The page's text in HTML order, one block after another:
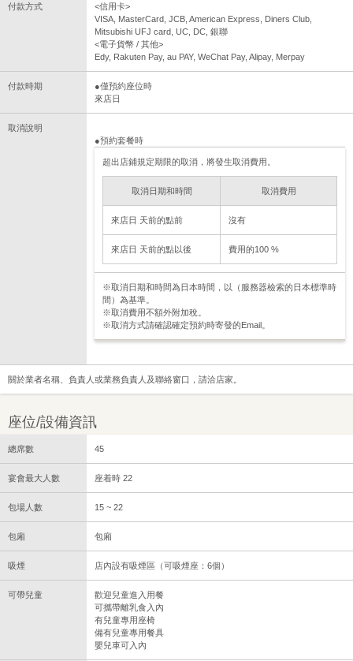
付款方式
<信用卡>
VISA, MasterCard, JCB, American Express, Diners Club,
Mitsubishi UFJ card, UC, DC, 銀聯
<電子貨幣 / 其他>
Edy, Rakuten Pay, au PAY, WeChat Pay, Alipay, Merpay
付款時期
●僅預約座位時
來店日
取消說明
●預約套餐時
超出店鋪規定期限的取消，將發生取消費用。
取消日期和時間 取消費用
來店日 天前的點前 沒有
來店日 天前的點以後 費用的100 %
※取消日期和時間為日本時間，以（服務器檢索的日本標準時
間）為基準。
※取消費用不額外附加稅。
※取消方式請確認確定預約時寄發的Email。
關於業者名稱、負責人或業務負責人及聯絡窗口，請洽店家。
座位/設備資訊
總席數 45
宴會最大人數 座着時 22
包場人數 15 ~ 22
包廂 包廂
吸煙 店內設有吸煙區（可吸煙座：6個）
可帶兒童
歡迎兒童進入用餐
可攜帶離乳食入內
有兒童專用座椅
備有兒童專用餐具
嬰兒車可入內